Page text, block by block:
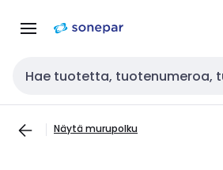
navigointiinsisältöön
Haku
Näytä murupolku